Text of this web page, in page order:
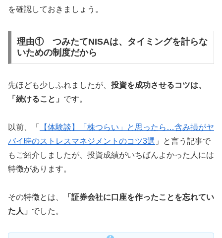
を確認しておきましょう。
理由① つみたてNISAは、タイミングを計らな
いための制度だから
先ほども少しふれましたが、 投資を成功させるコツは、
「続けること」 です。
以前、「
【体験談】「株つらい」と思ったら…含み損がヤ
バイ時のストレスマネジメントのコツ3選 」と言う記事で
もご紹介しましたが、投資成績がいちばんよかった人には
特徴があります。
その特徴とは、
「証券会社に口座を作ったことを忘れてい
た人」 でした。